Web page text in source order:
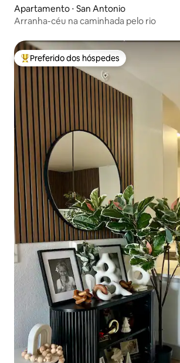
Apartamento ⋅ San Antonio
Arranha-céu na caminhada pelo rio
Entre os melhores preferidos dos hóspedes
Preferido dos hóspedes